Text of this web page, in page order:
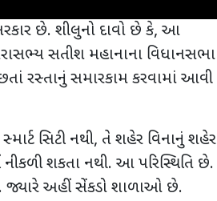
છે. શીલુનો દાવો છે કે, આ
સતીશ મહાનાના વિધાનસભા
રસ્તાનું સમારકામ કરવામાં આવી
સિટી નથી, તે શહેર વિનાનું શહેર
નીકળી શકતા નથી. આ પરિસ્થિતિ છે.
જ્યારે અહીં સેંકડો શાળાઓ છે.